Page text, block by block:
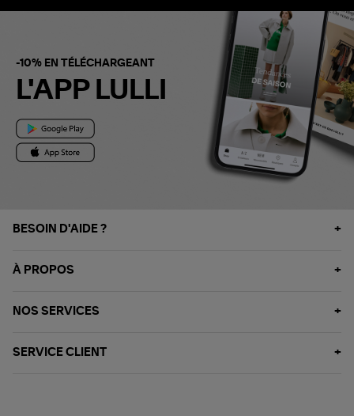
-10% EN TÉLÉCHARGEANT
L'APP LULLI
BESOIN D'AIDE ?
À PROPOS
NOS SERVICES
SERVICE CLIENT